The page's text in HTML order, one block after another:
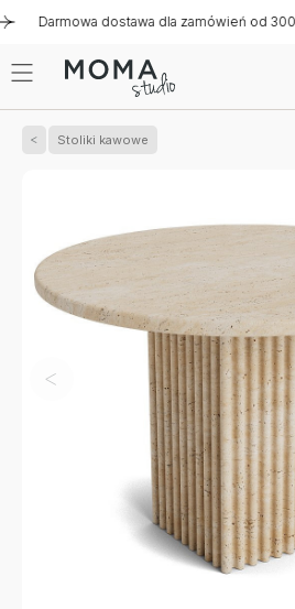
dostawa dla zamówień od 300 zł
Stoliki kawowe